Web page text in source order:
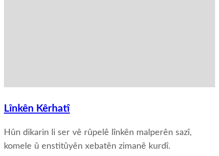
Lînkên Kêrhatî
Hûn dikarin li ser vê rûpelê lînkên malperên sazî,
komele û enstitûyên xebatên zimanê kurdî.